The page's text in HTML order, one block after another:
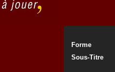
Forme
Sous-Titre